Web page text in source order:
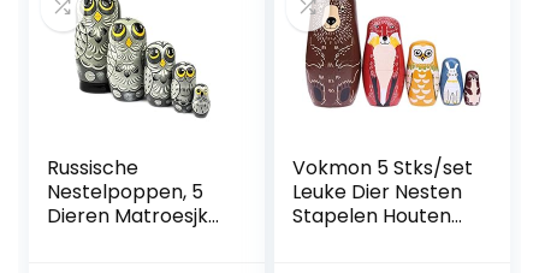
Russische
Nestelpoppen, 5
Dieren Matroesjka
Vokmon 5 Stks/set
Leuke Dier Nesten
Stapelen Houten